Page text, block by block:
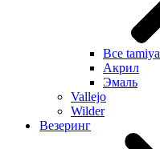
Все tamiya
Акрил
Эмаль
Vallejo
Wilder
Везеринг